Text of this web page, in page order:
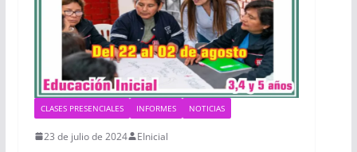
CLASES PRESENCIALES INFORMES NOTICIAS
23 de julio de 2024 EInicial